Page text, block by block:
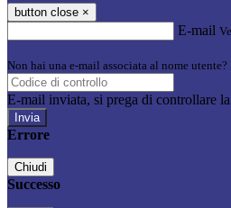
button close ×
E-mail
Non hai una e-mail associata al nome
E-mail inviata, si prega di controllare
Errore
Chiudi
Successo